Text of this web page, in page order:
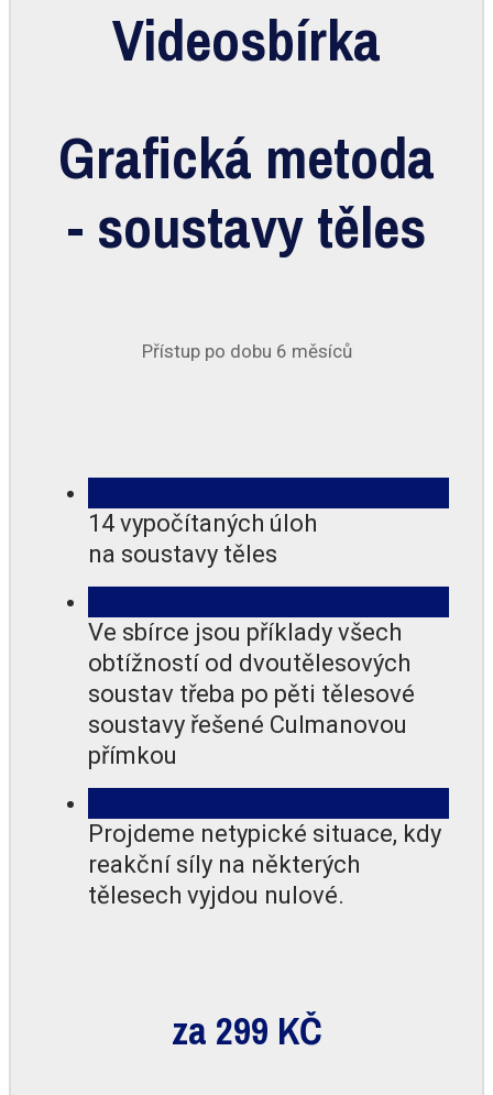
Videosbírka
Grafická metoda
- soustavy těles
Přístup po dobu 6 měsíců
14 vypočítaných úloh
na soustavy těles
Ve sbírce jsou příklady všech
obtížností od dvoutělesových
soustav třeba po pěti tělesové
soustavy řešené Culmanovou
přímkou
Projdeme netypické situace, kdy
reakční síly na některých
tělesech vyjdou nulové.
za 299 KČ